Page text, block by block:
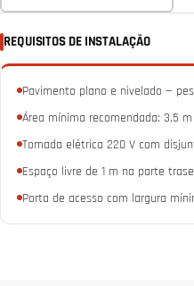
REQUISITOS DE INSTALAÇÃO
Pavimento plano e nivelado —
Área mínima recomendada: 3,5
Tomada elétrica 220 V com
Espaço livre de 1 m na parte
Porta de acesso com largura